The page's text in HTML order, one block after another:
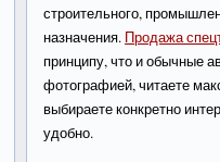
строительного,
назначения. Продажа
принципу, что и обычные
фотографией, читаете
выбираете конкретно
удобно.